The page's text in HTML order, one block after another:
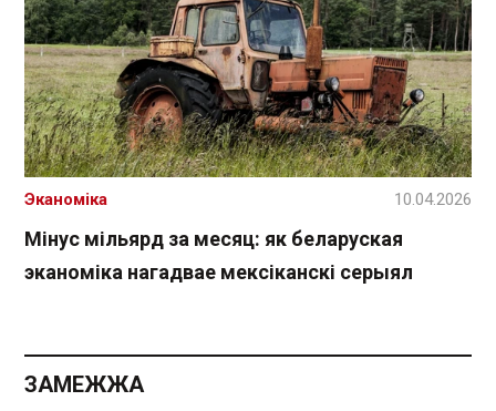
Мінус мільярд за месяц: як беларуская
эканоміка нагадвае мексіканскі серыял
Эканоміка 10.04.2026
ЗАМЕЖЖА